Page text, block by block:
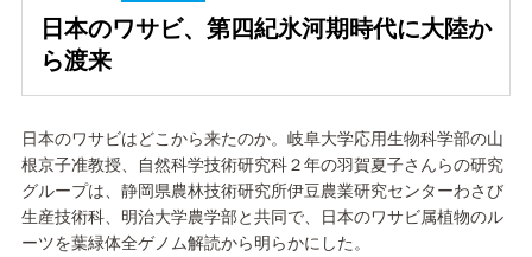
日本のワサビ、第四紀氷河期時代に大陸か
ら渡来
日本のワサビはどこから来たのか。岐阜大学応用生物科学部の山
根京子准教授、自然科学技術研究科２年の羽賀夏子さんらの研究
グループは、静岡県農林技術研究所伊豆農業研究センターわさび
生産技術科、明治大学農学部と共同で、日本のワサビ属植物のル
ーツを葉緑体全ゲノム解読から明らかにした。